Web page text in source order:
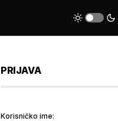
PRIJAVA
Korisničko ime: